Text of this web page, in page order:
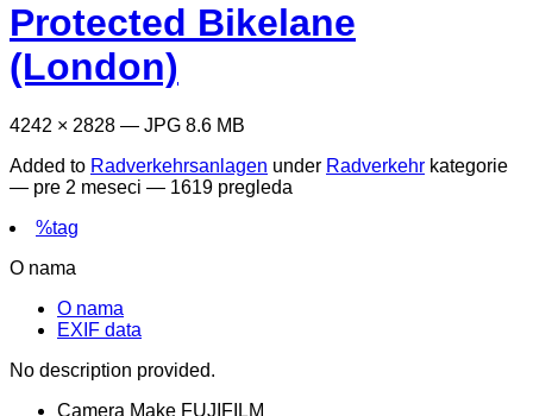
Protected Bikelane
(London)
4242 × 2828 — JPG 8.6 MB
Added to Radverkehrsanlagen under Radverkehr kategorie
— pre 2 meseci — 1619 pregleda
%tag
O nama
O nama
EXIF data
No description provided.
Camera Make FUJIFILM